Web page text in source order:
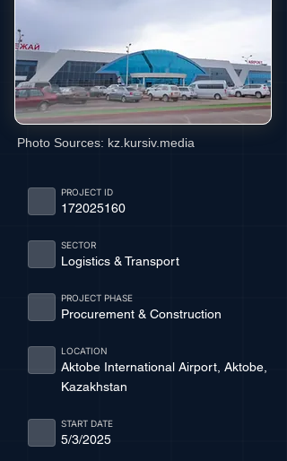
Photo Sources: kz.kursiv.media
172025160
PROJECT ID
Logistics & Transport
SECTOR
Procurement & Construction
PROJECT PHASE
Aktobe International Airport, Aktobe,
Kazakhstan
LOCATION
5/3/2025
START DATE